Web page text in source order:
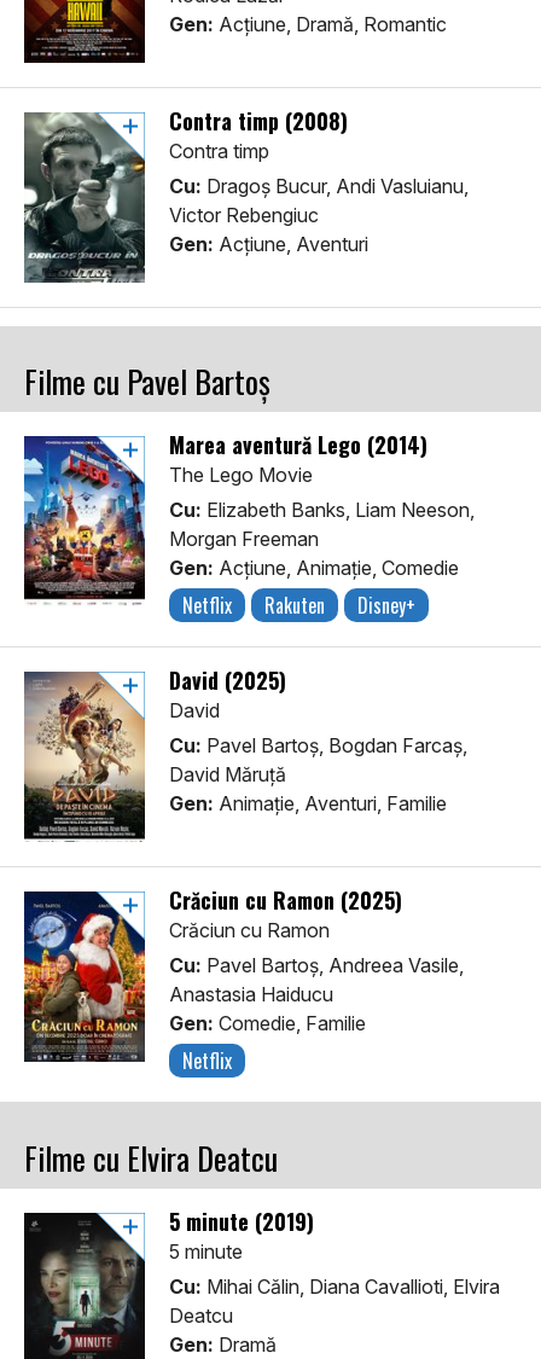
Gen: Acţiune, Dramă, Romantic
Contra timp (2008)
Contra timp
Cu: Dragoș Bucur, Andi Vasluianu,
Victor Rebengiuc
Gen: Acţiune, Aventuri
Filme cu Pavel Bartoș
Marea aventură Lego (2014)
The Lego Movie
Cu: Elizabeth Banks, Liam Neeson,
Morgan Freeman
Gen: Acţiune, Animaţie, Comedie
Netflix Rakuten Disney+
David (2025)
David
Cu: Pavel Bartoș, Bogdan Farcaș,
David Măruță
Gen: Animaţie, Aventuri, Familie
Crăciun cu Ramon (2025)
Crăciun cu Ramon
Cu: Pavel Bartoș, Andreea Vasile,
Anastasia Haiducu
Gen: Comedie, Familie
Netflix
Filme cu Elvira Deatcu
5 minute (2019)
5 minute
Cu: Mihai Călin, Diana Cavallioti, Elvira
Deatcu
Gen: Dramă